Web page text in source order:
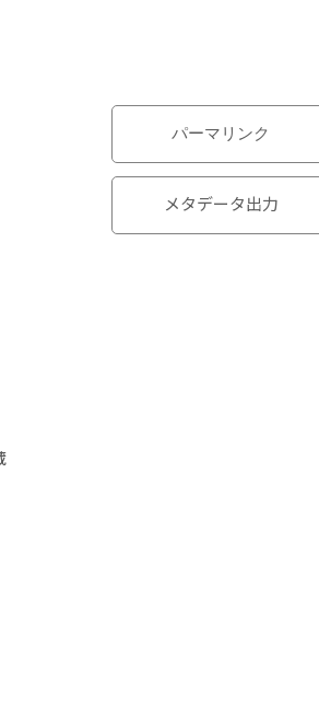
パーマリンク
メタデータ出力